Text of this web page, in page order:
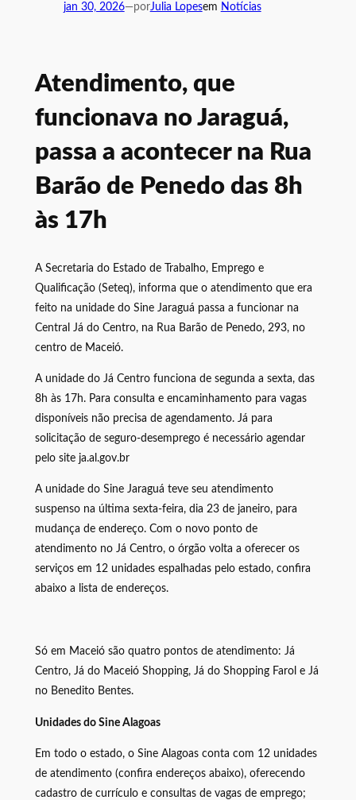
jan 30, 2026—porJulia Lopesem Notícias
Atendimento, que
funcionava no Jaraguá,
passa a acontecer na Rua
Barão de Penedo das 8h
às 17h
A Secretaria do Estado de Trabalho, Emprego e
Qualificação (Seteq), informa que o atendimento que era
feito na unidade do Sine Jaraguá passa a funcionar na
Central Já do Centro, na Rua Barão de Penedo, 293, no
centro de Maceió.
A unidade do Já Centro funciona de segunda a sexta, das
8h às 17h. Para consulta e encaminhamento para vagas
disponíveis não precisa de agendamento. Já para
solicitação de seguro-desemprego é necessário agendar
pelo site ja.al.gov.br
A unidade do Sine Jaraguá teve seu atendimento
suspenso na última sexta-feira, dia 23 de janeiro, para
mudança de endereço. Com o novo ponto de
atendimento no Já Centro, o órgão volta a oferecer os
serviços em 12 unidades espalhadas pelo estado, confira
abaixo a lista de endereços.
Só em Maceió são quatro pontos de atendimento: Já
Centro, Já do Maceió Shopping, Já do Shopping Farol e Já
no Benedito Bentes.
Unidades do Sine Alagoas
Em todo o estado, o Sine Alagoas conta com 12 unidades
de atendimento (confira endereços abaixo), oferecendo
cadastro de currículo e consultas de vagas de emprego;